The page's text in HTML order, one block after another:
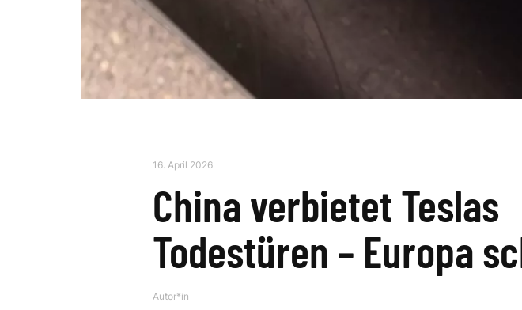
16. April 2026
China verbietet Teslas
Todestüren – Europa
Autor*in